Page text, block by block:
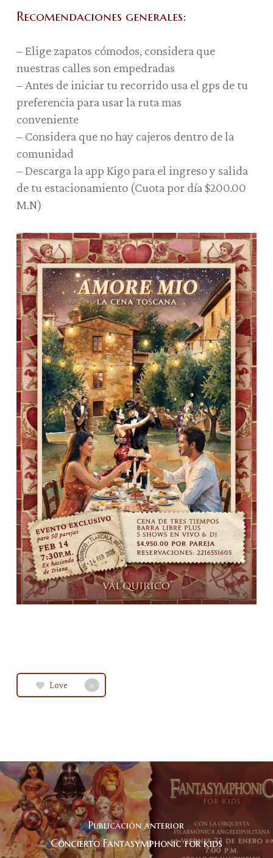
Recomendaciones generales:
– Elige zapatos cómodos, considera que
nuestras calles son empedradas
– Antes de iniciar tu recorrido usa el gps de tu
preferencia para usar la ruta mas
conveniente
– Considera que no hay cajeros dentro de la
comunidad
– Descarga la app Kigo para el ingreso y salida
de tu estacionamiento (Cuota por día $200.00
M.N)
Love 15
Publicación anterior
Concierto Fantasymphonic for kids